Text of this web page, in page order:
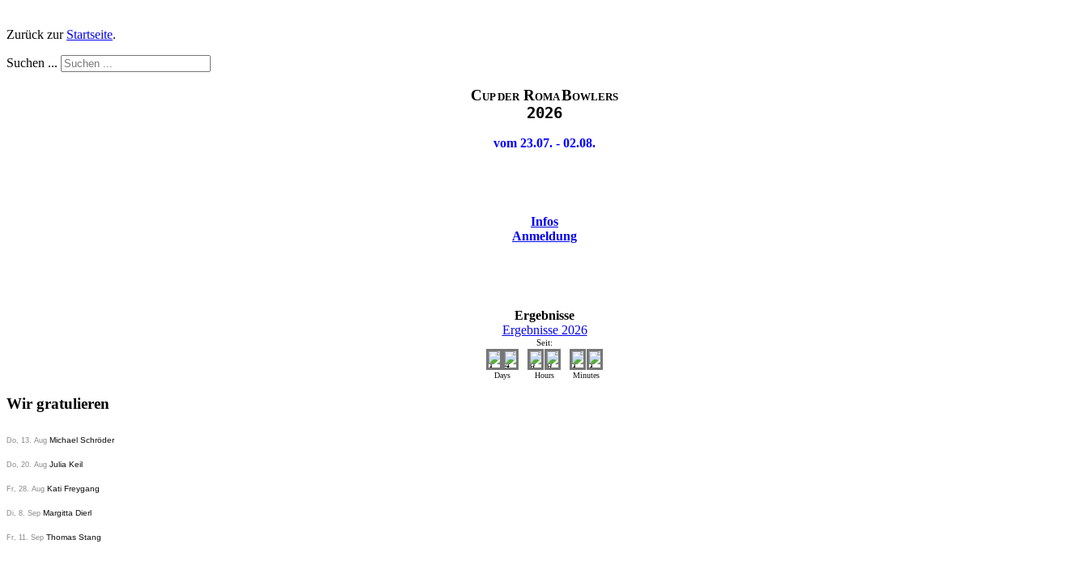
Zurück zur Startseite.
Suchen ...
CUP DER ROMABOWLERS
2026
vom 23.07. - 02.08.
Infos
Anmeldung
Ergebnisse
Ergebnisse 2026
Seit:
Days Hours Minutes
Wir gratulieren
Do, 13. Aug Michael Schröder
Do, 20. Aug Julia Keil
Fr, 28. Aug Kati Freygang
Di, 8. Sep Margitta Dierl
Fr, 11. Sep Thomas Stang